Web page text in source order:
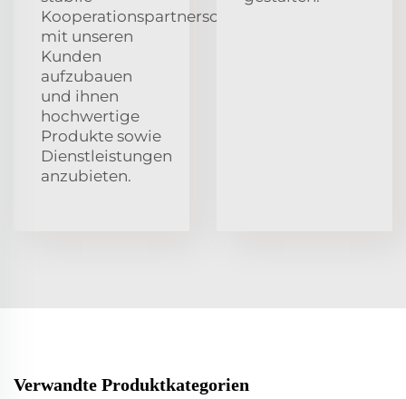
Kooperationspartnerschaften
mit unseren
Kunden
aufzubauen
und ihnen
hochwertige
Produkte sowie
Dienstleistungen
anzubieten.
Verwandte Produktkategorien